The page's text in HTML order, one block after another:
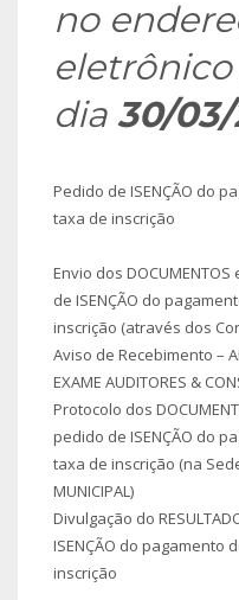
no
eletrônico
dia 30/
Pedido de ISENÇÃO do
taxa de inscrição
Envio dos
de ISENÇÃO do
inscrição (através dos
Aviso de Recebimento –
EXAME AUDITORES &
Protocolo dos
pedido de ISENÇÃO do
taxa de inscrição (na Sede
MUNICIPAL)
Divulgação do
ISENÇÃO do pagamento
inscrição